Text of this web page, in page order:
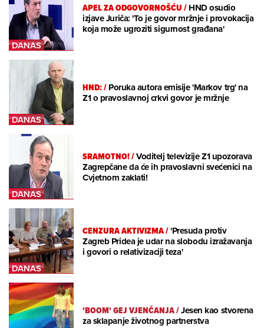
APEL ZA ODGOVORNOŠĆU/HND osudio
izjave Juriča: 'To je govor mržnje i provokacija
koja može ugroziti sigurnost građana'
HND:/Poruka autora emisije 'Markov trg' na
Z1 o pravoslavnoj crkvi govor je mržnje
SRAMOTNO!/Voditelj televizije Z1 upozorava
Zagrepčane da će ih pravoslavni svećenici na
Cvjetnom zaklati!
CENZURA AKTIVIZMA/'Presuda protiv
Zagreb Pridea je udar na slobodu izražavanja
i govori o relativizaciji teza'
'BOOM' GEJ VJENČANJA/Jesen kao stvorena
za sklapanje životnog partnerstva